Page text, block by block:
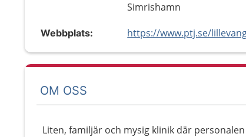
Simrishamn
Webbplats:
OM OSS
Liten, familjär och mysig klinik där